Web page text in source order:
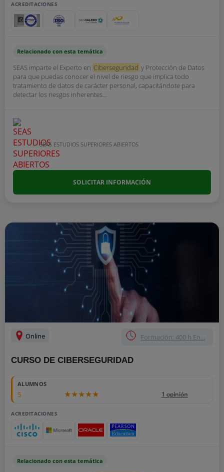
ACREDITACIONES
Relacionado con esta temática
SEAS imparte el Experto en Ciberseguridad y Protección de Datos
para que puedas conocer el nivel de riesgo que implica todo
tratamiento de datos de carácter personal, capacitándote para
detectar los riesgos inherentes...
SEAS ESTUDIOS SUPERIORES ABIERTOS
SOLICITAR INFORMACIÓN
Online Formación: 400 h En...
CURSO DE CIBERSEGURIDAD
ALUMNOS
5 1 opinión
ACREDITACIONES
Relacionado con esta temática